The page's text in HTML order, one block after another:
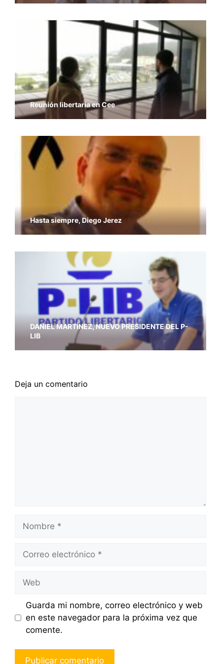
Reunión libertaria en Cee
Hasta siempre, Diego Jerez
DANIEL MARTÍNEZ, NUEVO PRESIDENTE DEL P-
LIB
Deja un comentario
Nombre
Correo
Web
Guarda mi nombre, correo electrónico y web
en este navegador para la próxima vez que
comente.